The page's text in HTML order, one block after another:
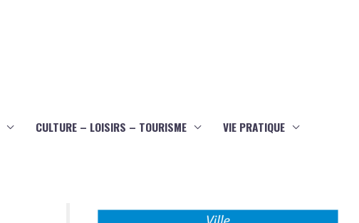
CULTURE – LOISIRS – TOURISME VIE PRATIQUE